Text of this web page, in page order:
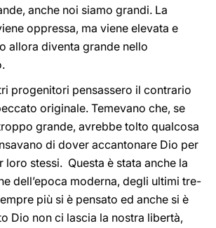
anche noi siamo grandi. La
oppressa, ma viene elevata e
allora diventa grande nello
progenitori pensassero il contrario
originale. Temevano che, se
grande, avrebbe tolto qualcosa
di dover accantonare Dio per
loro stessi. Questa è stata anche la
dell’epoca moderna, degli ultimi tre-
più si è pensato ed anche si è
Dio non ci lascia la nostra libertà,